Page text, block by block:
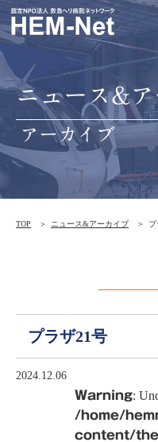
ニュース&
アーカイブ
TOP ニュース&アーカイブ
プラザ21号
2024.12.06
Warning:
/home/
content/